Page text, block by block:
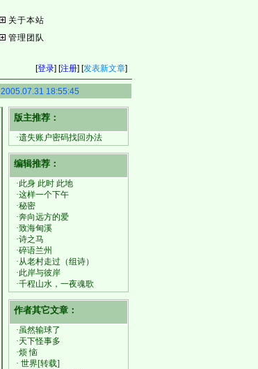
关于本站
管理团队
[登录] [注册] [发表新文章]
2005.07.31 18:55:45
版主推荐：
·遗失账户密码找回办法
编辑推荐：
·此身 此时 此地
·这样一个下午
·秘密
·奔向远方的爱
·致海甸溪
·诗之马
·碎语兰州
·从老村走过（组诗）
·此岸与彼岸
·千程山水，一夜魂歌
作者其它文章：
·虽然输球了
·天下怪事多
·烦 恼
· 世界[转载]